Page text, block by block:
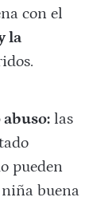
con el
la
las
pueden
buena